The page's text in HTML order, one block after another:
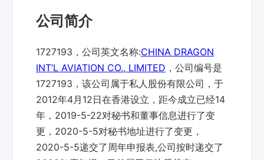
公司简介
1727193，公司英文名称:CHINA DRAGON
INT’L AVIATION CO., LIMITED ，公司编号是
1727193，该公司属于私人股份有限公司，于
2012年4月12日在香港设立，距今成立已经14
年，2019-5-22对秘书和董事信息进行了变
更，2020-5-5对秘书地址进行了变更，
2020-5-5递交了周年申报表,公司按时递交了